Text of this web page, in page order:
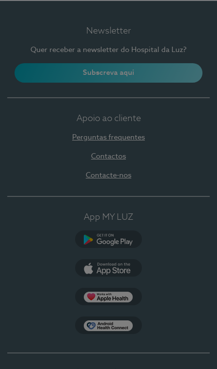
Newsletter
Quer receber a newsletter do Hospital da Luz?
Subscreva aqui
Apoio ao cliente
Perguntas frequentes
Contactos
Contacte-nos
App MY LUZ